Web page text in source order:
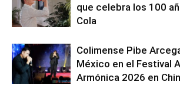
que celebra los 100
Cola
Colimense Pibe
México en el Festival
Armónica 2026 en